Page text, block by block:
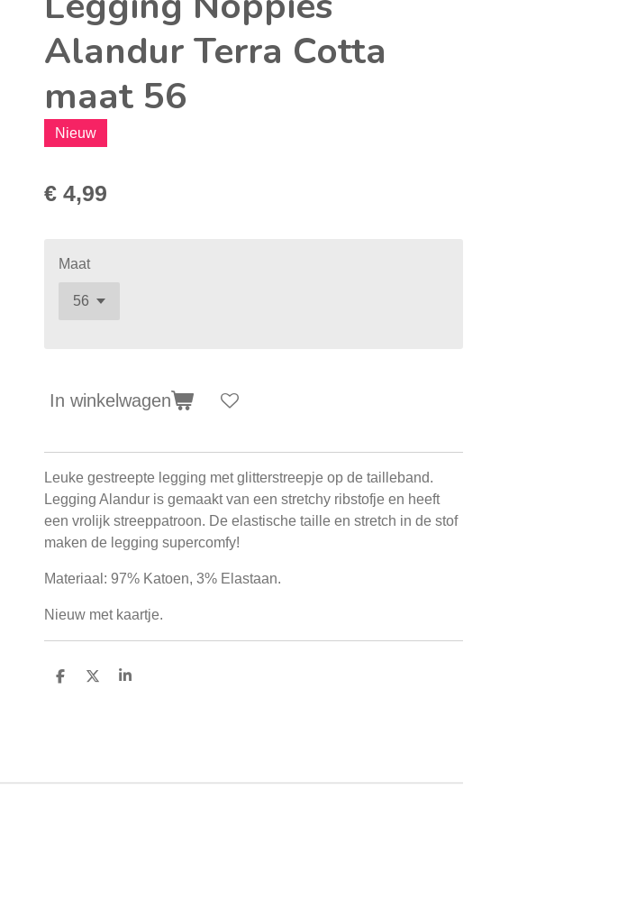
Alandur Terra Cotta
maat 56
Nieuw
€ 4,99
Maat
In winkelwagen
Leuke gestreepte legging met glitterstreepje op de tailleband.
Legging Alandur is gemaakt van een stretchy ribstofje en heeft
een vrolijk streeppatroon. De elastische taille en stretch in de stof
maken de legging supercomfy!
Materiaal: 97% Katoen, 3% Elastaan.
Nieuw met kaartje.
D
D
S